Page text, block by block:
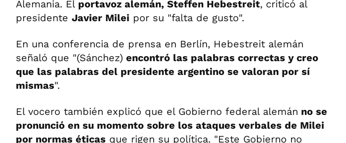
Alemania. El portavoz alemán, Steffen Hebestreit, criticó al
presidente Javier Milei por su "falta de gusto".
En una conferencia de prensa en Berlín, Hebestreit alemán
señaló que "(Sánchez) encontró las palabras correctas y creo
que las palabras del presidente argentino se valoran por sí
mismas".
El vocero también explicó que el Gobierno federal alemán no se
pronunció en su momento sobre los ataques verbales de Milei
por normas éticas que rigen su política. "Este Gobierno no